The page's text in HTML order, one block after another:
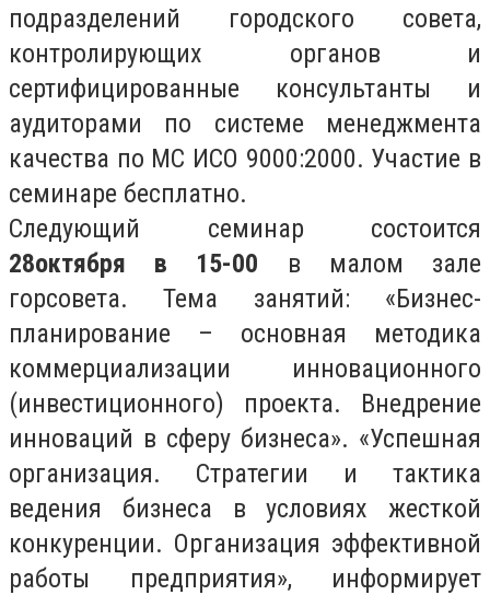
подразделений городского совета,
контролирующих органов и
сертифицированные консультанты и
аудиторами по системе менеджмента
качества по МС ИСО 9000:2000. Участие в
семинаре бесплатно.
Следующий семинар состоится
28октября в 15-00 в малом зале
горсовета. Тема занятий: «Бизнес-
планирование – основная методика
коммерциализации инновационного
(инвестиционного) проекта. Внедрение
инноваций в сферу бизнеса». «Успешная
организация. Стратегии и тактика
ведения бизнеса в условиях жесткой
конкуренции. Организация эффективной
работы предприятия», информирует